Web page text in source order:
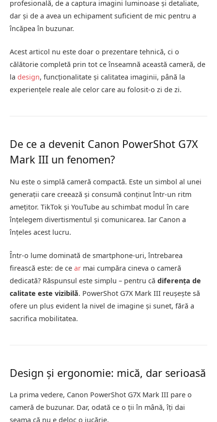
profesională, de a captura imagini luminoase și detaliate,
dar și de a avea un echipament suficient de mic pentru a
încăpea în buzunar.
Acest articol nu este doar o prezentare tehnică, ci o
călătorie completă prin tot ce înseamnă această cameră, de
la design, funcționalitate și calitatea imaginii, până la
experiențele reale ale celor care au folosit-o zi de zi.
De ce a devenit Canon PowerShot G7X
Mark III un fenomen?
Nu este o simplă cameră compactă. Este un simbol al unei
generații care creează și consumă conținut într-un ritm
amețitor. TikTok și YouTube au schimbat modul în care
înțelegem divertismentul și comunicarea. Iar Canon a
înțeles acest lucru.
Într-o lume dominată de smartphone-uri, întrebarea
firească este: de ce ar mai cumpăra cineva o cameră
dedicată? Răspunsul este simplu – pentru că diferența de
calitate este vizibilă. PowerShot G7X Mark III reușește să
ofere un plus evident la nivel de imagine și sunet, fără a
sacrifica mobilitatea.
Design și ergonomie: mică, dar serioasă
La prima vedere, Canon PowerShot G7X Mark III pare o
cameră de buzunar. Dar, odată ce o ții în mână, îți dai
seama că nu e deloc o jucărie.